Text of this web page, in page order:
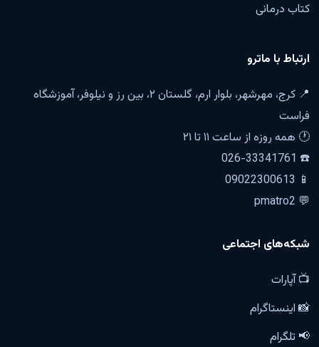
کتاب درمانی
ارتباط با ماترو
📍 کرج، مهرشهر، بلوار ارم، گلستان ۲، بین رز و نیلوفر، آموزشگاه
فراست
🕐 همه روزه از ساعت ۱۱ تا ۲۱
☎️ 026-33341761
📱 09022300613
💬 pmatro2
شبکه‌های اجتماعی
📺 آپارات
📸 اینستاگرام
📢 تلگرام